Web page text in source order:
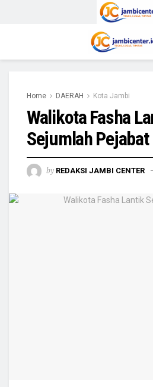
Home DAERAH Kota Jambi
Walikota Fasha
Sejumlah Pejabat
by REDAKSI JAMBI CENTER